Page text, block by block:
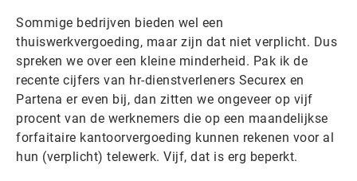
Sommige bedrijven bieden wel een
thuiswerkvergoeding, maar zijn dat niet verplicht. Dus
spreken we over een kleine minderheid. Pak ik de
recente cijfers van hr-dienstverleners Securex en
Partena er even bij, dan zitten we ongeveer op vijf
procent van de werknemers die op een maandelijkse
forfaitaire kantoorvergoeding kunnen rekenen voor al
hun (verplicht) telewerk. Vijf, dat is erg beperkt.